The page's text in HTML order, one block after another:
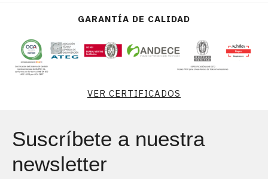
GARANTÍA DE CALIDAD
VER CERTIFICADOS
Suscríbete a nuestra
newsletter